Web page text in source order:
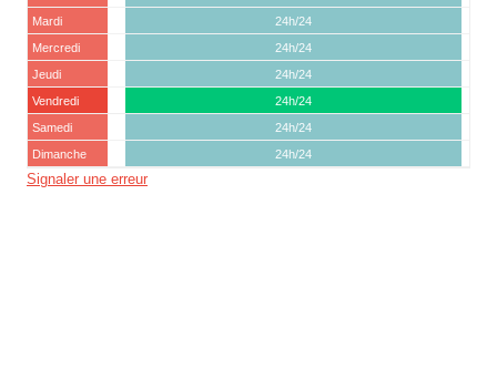
Mardi
24h/24
Mercredi
24h/24
Jeudi
24h/24
Vendredi
24h/24
Samedi
24h/24
Dimanche
24h/24
Signaler une erreur